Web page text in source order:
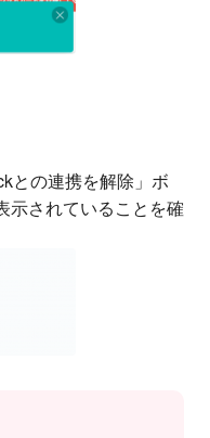
との連携を解除」ボ
示されていることを確